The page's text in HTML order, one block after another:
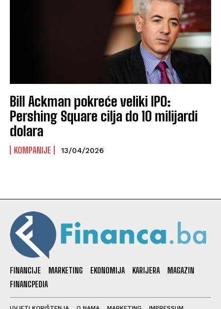
Bill Ackman pokreće veliki IPO:
Pershing Square cilja do 10 milijardi
dolara
KOMPANIJE 13/04/2026
FINANCIJE MARKETING EKONOMIJA KARIJERA
MAGAZIN
FINANCPEDIA